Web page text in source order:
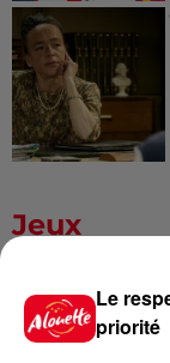
Jeux
Le
priorité